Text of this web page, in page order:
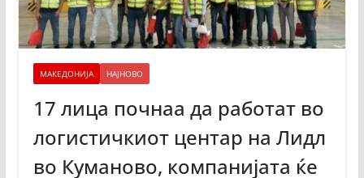
МАКЕДОНИЈА НАЈНОВО
17 лица почнаа да работат во
логистичкиот центар на Лидл
во Куманово, компанијата ќе